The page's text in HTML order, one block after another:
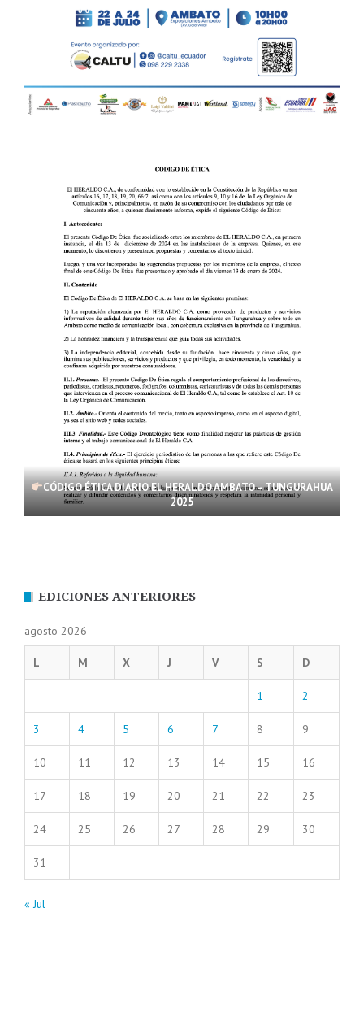
CÓDIGO ÉTICA DIARIO EL HERALDO AMBATO – TUNGURAHUA
2025
EDICIONES ANTERIORES
agosto 2026
L M X J V S D
1 2
3 4 5 6 7 8 9
10 11 12 13 14 15 16
17 18 19 20 21 22 23
24 25 26 27 28 29 30
31
« Jul